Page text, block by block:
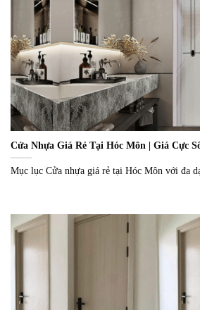
Cửa Nhựa Giá Rẻ Tại Hóc Môn | Giá Cực
Mục lục Cửa nhựa giá rẻ tại Hóc Môn với đa